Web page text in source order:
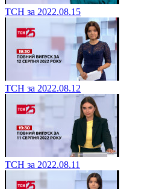
ТСН за 2022.08.15
ТСН за 2022.08.12
ТСН за 2022.08.11